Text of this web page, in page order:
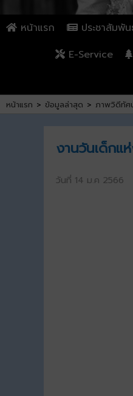
หน้าแรก ประชาสัมพั
E-Service
หน้าแรก > ข้อมูลล่าสุด > ภาพวิดีทัศ
งานวันเด็กแ
วันที่ 14 ม.ค 2566